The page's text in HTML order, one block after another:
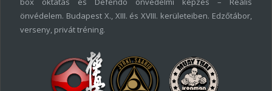
önvédelem. Budapest X., XIII. és XVIII. kerületeiben. Edzőtábor,
verseny, privát tréning.